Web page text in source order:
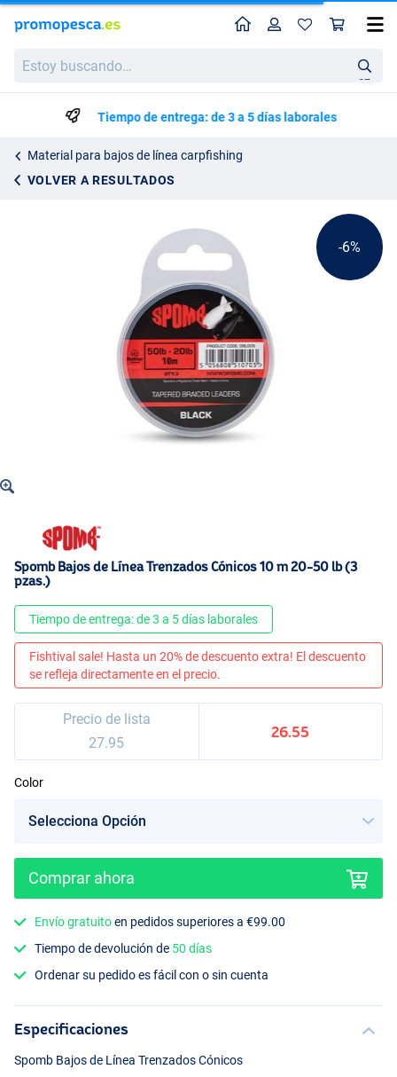
buscando…
en
Perfil
Tiempo de entrega: de 3 a 5 días laborales
Material para bajos de línea carpfishing
VOLVER A RESULTADOS
Spomb Bajos de Línea Trenzados Cónicos 10 m 20-50 lb (3 pzas.)
27.95
-6%
Spomb Bajos de Línea Trenzados Cónicos 10 m 20-50 lb (3
pzas.)
Tiempo de entrega: de 3 a 5 días laborales
Fishtival sale! Hasta un 20% de descuento extra! El descuento
se refleja directamente en el precio.
Precio de lista
27.95
26.55
Color
Comprar ahora
Envío gratuitoen pedidos superiores a €99.00
Tiempo de devolución de 50 días
Ordenar su pedido es fácil con o sin cuenta
Especificaciones
Spomb Bajos de Línea Trenzados Cónicos